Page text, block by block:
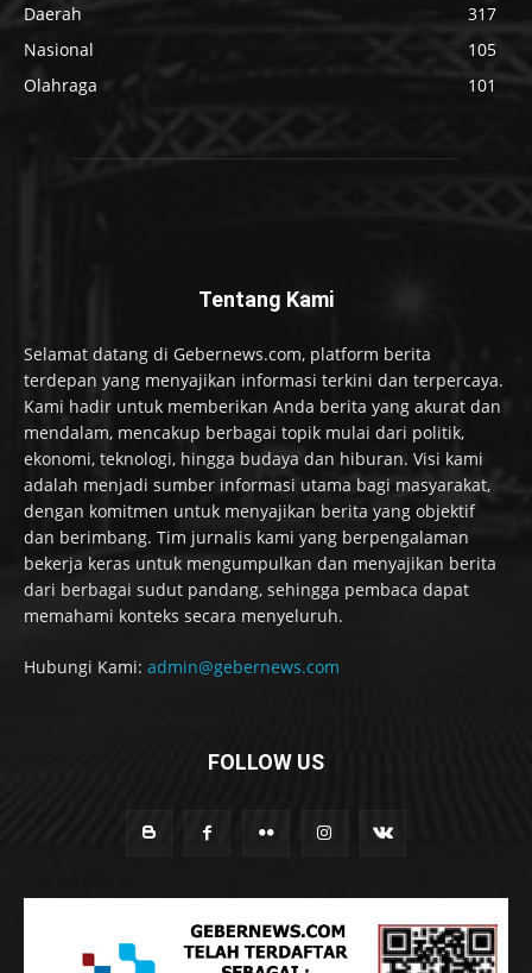
Daerah
317
Nasional
105
Olahraga
101
Tentang Kami
Selamat datang di Gebernews.com, platform berita
terdepan yang menyajikan informasi terkini dan terpercaya.
Kami hadir untuk memberikan Anda berita yang akurat dan
mendalam, mencakup berbagai topik mulai dari politik,
ekonomi, teknologi, hingga budaya dan hiburan. Visi kami
adalah menjadi sumber informasi utama bagi masyarakat,
dengan komitmen untuk menyajikan berita yang objektif
dan berimbang. Tim jurnalis kami yang berpengalaman
bekerja keras untuk mengumpulkan dan menyajikan berita
dari berbagai sudut pandang, sehingga pembaca dapat
memahami konteks secara menyeluruh.
Hubungi Kami: admin@gebernews.com
FOLLOW US